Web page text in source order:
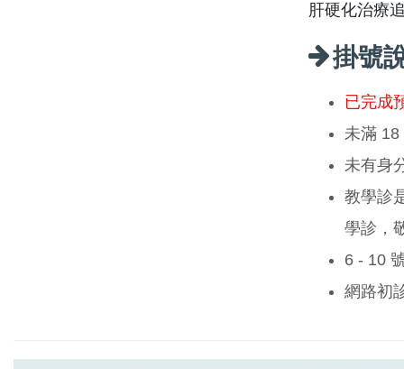
肝硬化治療
掛號
已完成
未滿 18
未有身
教學診
學診，
6 - 10
網路初